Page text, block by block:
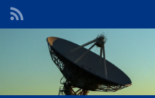
Search for: